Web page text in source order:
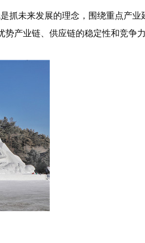
未来发展的理念，围绕重点产业
产业链、供应链的稳定性和竞争力